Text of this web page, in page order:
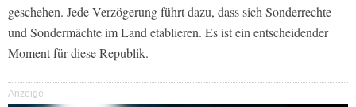
geschehen. Jede Verzögerung führt dazu, dass sich Sonderrechte
und Sondermächte im Land etablieren. Es ist ein entscheidender
Moment für diese Republik.
Anzeige